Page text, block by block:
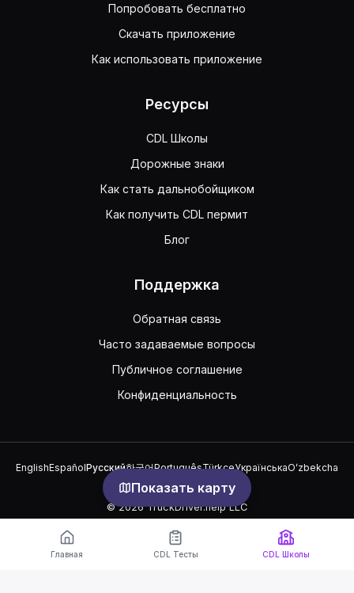
Показать карту
Попробовать бесплатно
Скачать приложение
Как использовать приложение
Ресурсы
CDL Школы
Дорожные знаки
Как стать дальнобойщиком
Как получить CDL пермит
Блог
Поддержка
Обратная связь
Часто задаваемые вопросы
Публичное соглашение
Конфиденциальность
EnglishEspañolРусский한국어PortuguêsTürkçeУкраїнськаOʻzbekcha
© 2026 TruckDriver.help LLC
Платформа принадлежит компании и не относится к
государственным организациям.
Главная CDL Тесты CDL Школы